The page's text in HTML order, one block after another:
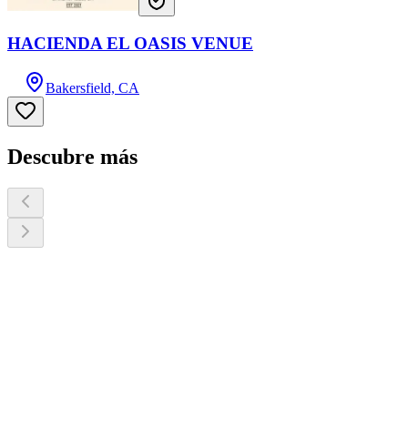
HACIENDA EL OASIS VENUE
Bakersfield, CA
Descubre más